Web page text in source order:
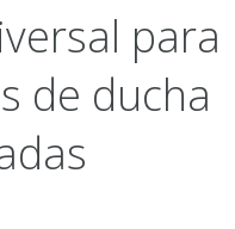
para
de ducha